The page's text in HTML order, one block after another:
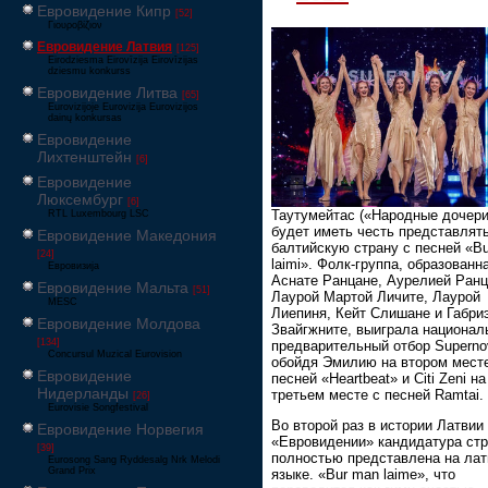
Евровидение Кипр [52]
Γιουροβίζιον
Евровидение Латвия [125]
Eirodziesma Eirovīzija Eirovīzijas
dziesmu konkurss
Евровидение Литва [65]
Eurovizijoje Eurovizija Eurovizijos
dainų konkursas
Евровидение
Лихтенштейн [6]
Евровидение
Люксембург [6]
RTL Luxembourg LSC
Евровидение Македония
[24]
Евровизија
Евровидение Мальта [51]
MESC
Евровидение Молдова
[134]
Concursul Muzical Eurovision
Евровидение
Нидерланды [26]
Eurovisie Songfestival
Евровидение Норвегия
[39]
Eurosong Sang Ryddesalg Nrk Melodi
Grand Prix
Таутумейтас («Народные
будет иметь честь
балтийскую страну с песней
laimi». Фолк-группа,
Аснате Ранцане, Аурелией
Лаурой Мартой Личите, Лаурой
Лиепиня, Кейт Слишане и
Звайгжните, выиграла
предварительный отбор
обойдя Эмилию на втором
песней «Heartbeat» и Citi Zeni на
третьем месте с песней Ramtai.
Во второй раз в истории Латвии
«Евровидении» кандидатура
полностью представлена на
языке. «Bur man laime», что